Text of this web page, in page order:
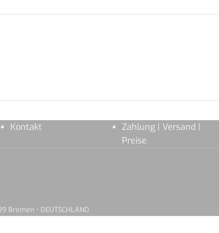
Kontakt
Zahlung | Versand |
Preise
Bremen • DEUTSCHLAND